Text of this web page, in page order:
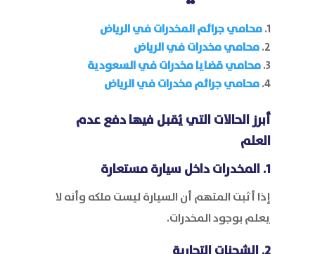
محامي جرائم المخدرات في الرياض
محامي مخدرات في الرياض
محامي قضايا مخدرات في السعودية
محامي جرائم مخدرات في الرياض
أبرز الحالات التي يُقبل فيها دفع عدم
العلم
1. المخدرات داخل سيارة مستعارة
إذا أثبت المتهم أن السيارة ليست ملكه وأنه لا
يعلم بوجود المخدرات.
2. الشحنات التجارية